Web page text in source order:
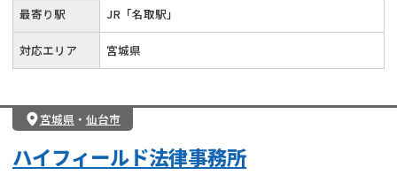
最寄り駅 JR「名取駅」
対応エリア 宮城県
宮城県 ・ 仙台市
ハイフィールド法律事務所